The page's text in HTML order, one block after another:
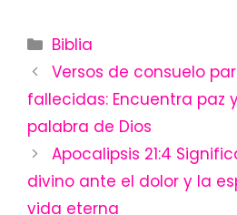
Categories
Biblia
Versos de consuelo
fallecidas: Encuentra paz
palabra de Dios
Apocalipsis 21:4
divino ante el dolor y la
vida eterna